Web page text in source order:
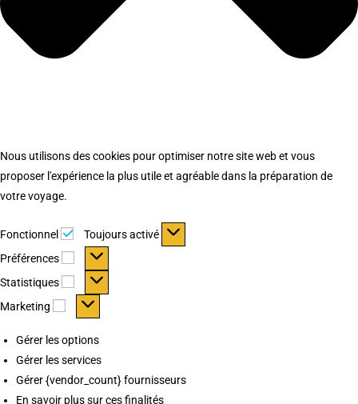
Nous utilisons des cookies pour optimiser notre site web et vous
proposer l'expérience la plus utile et agréable dans la préparation de
votre voyage.
Fonctionnel Fonctionnel
Toujours activé
Préférences
Préférences
Statistiques Statistiques
Marketing Marketing
Gérer les options
Gérer les services
Gérer {vendor_count} fournisseurs
En savoir plus sur ces finalités